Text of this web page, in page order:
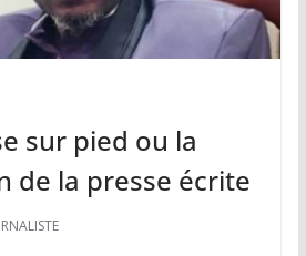
sur pied ou la
de la presse écrite